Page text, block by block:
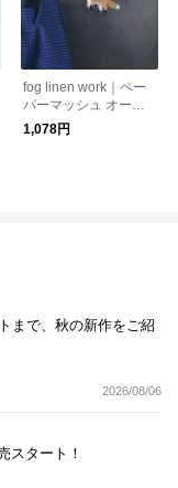
fog linen work｜ペー
パーマッシュ オーナ
メント fog linen wor
k フォグリネンワー
1,078円
まで、秋の新作をご紹
2026/08/06
スタート！